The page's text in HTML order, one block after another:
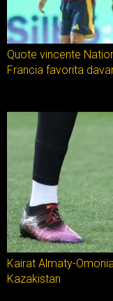
Quote vincente
Francia favorita
Kairat Almaty-
Kazakistan